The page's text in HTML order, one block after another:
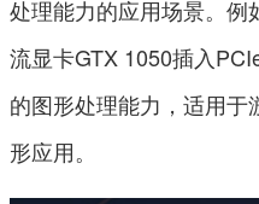
处理能力的应用场景。例
流显卡GTX 1050插入
的图形处理能力，适用
形应用。